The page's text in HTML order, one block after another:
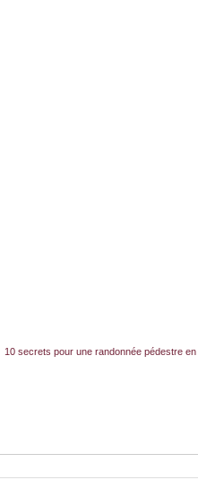
10 secrets pour une randonnée pédestre